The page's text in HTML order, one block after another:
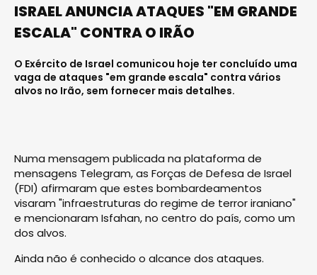
ISRAEL ANUNCIA ATAQUES "EM GRANDE
ESCALA" CONTRA O IRÃO
O Exército de Israel comunicou hoje ter concluído uma
vaga de ataques "em grande escala" contra vários
alvos no Irão, sem fornecer mais detalhes.
Numa mensagem publicada na plataforma de
mensagens Telegram, as Forças de Defesa de Israel
(FDI) afirmaram que estes bombardeamentos
visaram "infraestruturas do regime de terror iraniano"
e mencionaram Isfahan, no centro do país, como um
dos alvos.
Ainda não é conhecido o alcance dos ataques.